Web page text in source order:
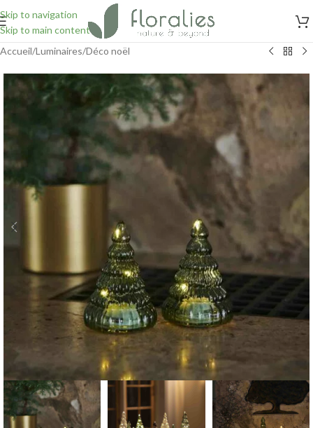
Skip to navigation
Skip to main content
Accueil/Luminaires/Déco noël